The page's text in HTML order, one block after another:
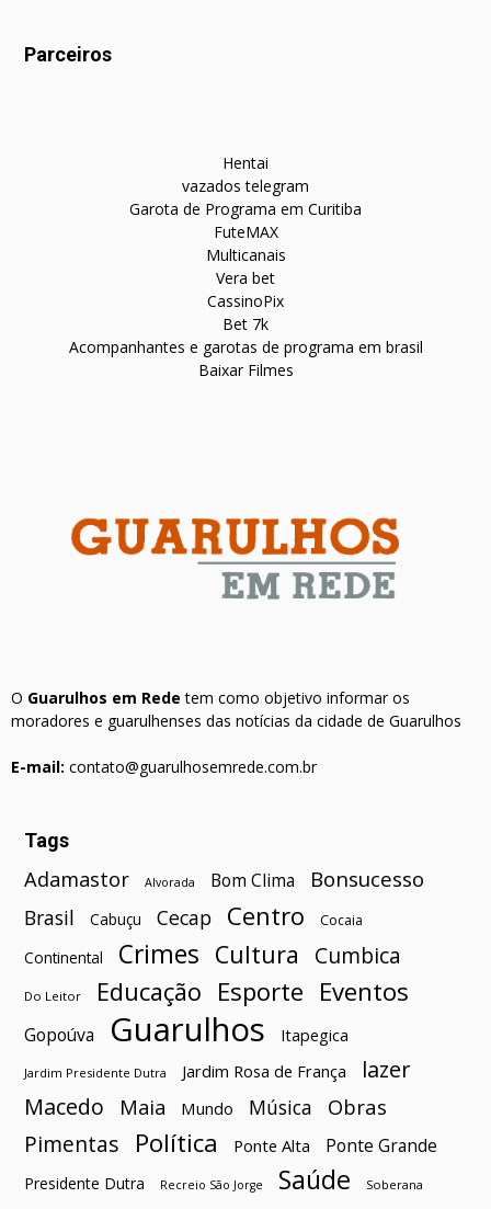
Parceiros
Hentai
vazados telegram
Garota de Programa em Curitiba
FuteMAX
Multicanais
Vera bet
CassinoPix
Bet 7k
Acompanhantes e garotas de programa em brasil
Baixar Filmes
O Guarulhos em Rede tem como objetivo informar os
moradores e guarulhenses das notícias da cidade de Guarulhos
E-mail: contato@guarulhosemrede.com.br
Tags
Adamastor Alvorada Bom Clima Bonsucesso
Brasil Cabuçu Cecap Centro Cocaia
Continental Crimes Cultura Cumbica
Do Leitor Educação Esporte Eventos
Gopoúva Guarulhos Itapegica
Jardim Presidente Dutra Jardim Rosa de França
lazer
Macedo
Maia Mundo Música Obras
Pimentas Política Ponte Alta Ponte Grande
Presidente Dutra Recreio São Jorge Saúde Soberana